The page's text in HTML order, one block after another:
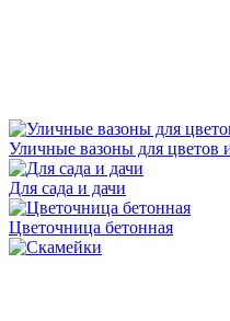
Уличные вазоны для цветов
Для сада и дачи
Цветочница бетонная